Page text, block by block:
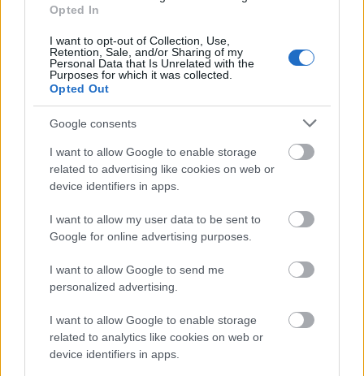
Opted In
I want to opt-out of Collection, Use,
Retention, Sale, and/or Sharing of my
Personal Data that Is Unrelated with the
Purposes for which it was collected.
Opted Out
Google consents
I want to allow Google to enable storage
related to advertising like cookies on web or
device identifiers in apps.
I want to allow my user data to be sent to
Google for online advertising purposes.
I want to allow Google to send me
personalized advertising.
I want to allow Google to enable storage
related to analytics like cookies on web or
device identifiers in apps.
Szorongás, félelem, titok, abúzus, gyávaság,
Olyan hihetetlennek tűnik, nem? Pedig nem.
A saját útnak ára van
Könyvajánló - Marilynne Robinson: Háztartás